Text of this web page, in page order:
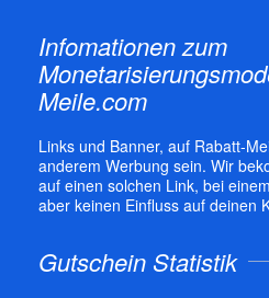
Infomationen zum
Meile.com
Links und Banner, auf Rabatt-
anderem Werbung sein. Wir
auf einen solchen Link, bei
aber keinen Einfluss auf deinen
Gutschein Statistik